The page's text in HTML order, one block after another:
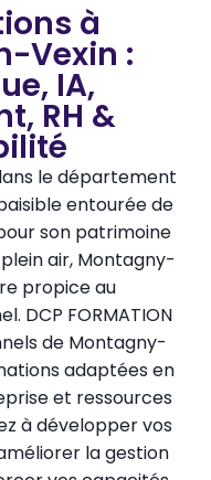
à
Vexin :
IA,
RH &
le département
entourée de
son patrimoine
air, Montagny-
propice au
DCP FORMATION
de Montagny-
adaptées en
et ressources
à développer vos
la gestion